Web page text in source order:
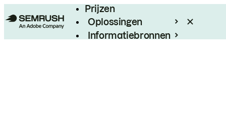
Prijzen
Oplossingen
Informatiebronnen